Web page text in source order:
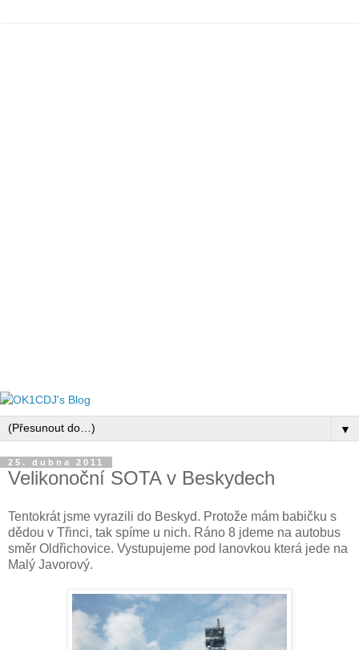
▼
25. dubna 2011
Velikonoční SOTA v Beskydech
Tentokrát jsme vyrazili do Beskyd. Protože mám babičku s
dědou v Třinci, tak spíme u nich. Ráno 8 jdeme na autobus
směr Oldřichovice. Vystupujeme pod lanovkou která jede na
Malý Javorový.